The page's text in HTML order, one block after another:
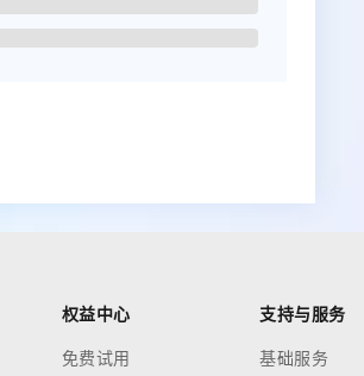
权益中心
免费试用
支持与服务
基础服务